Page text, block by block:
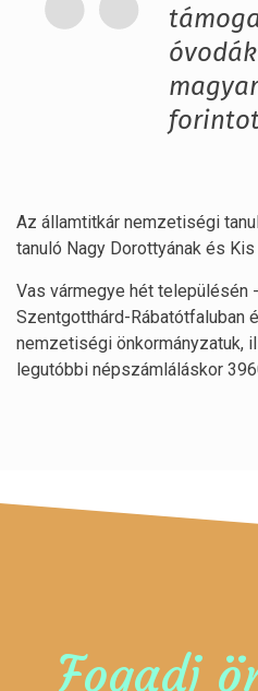
Az államtitkár nemzetiségi
tanuló Nagy Dorottyának és Kis
Vas vármegye hét településén
Szentgotthárd-Rábatótfaluban
nemzetiségi önkormányzatuk,
legutóbbi népszámláláskor
Fogadj